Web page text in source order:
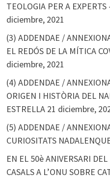
TEOLOGIA PER A
diciembre, 2021
(3) ADDENDAE /
EL REDÓS DE LA MÍTICA
diciembre, 2021
(4) ADDENDAE /
ORIGEN I HISTÒRIA DEL
ESTRELLA 21 diciembre,
(5) ADDENDAE /
CURIOSITATS
EN EL 50è ANIVERSARI
CASALS A L’ONU SOBRE